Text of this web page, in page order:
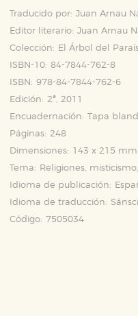
Traducido por: Juan Arnau
Editor literario: Juan Arnau
Colección:
El Árbol del
ISBN-10: 84-7844-762-8
ISBN: 978-84-7844-762-6
Edición: 2ª, 2011
Encuadernación: Tapa
Páginas: 248
Dimensiones: 143 x 215 mm
Tema:
Religiones,
Idioma de publicación:
Idioma de traducción:
Código: 7505034